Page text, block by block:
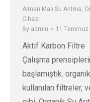
Alman Malı Su Arıtma,
Cihazı
By admin 11 Temmuz
Aktif Karbon Filtre
Çalışma
başlamıştık.
kullanılan filtreler,